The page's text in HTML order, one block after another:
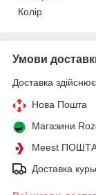
Колір
Умови
Доставка
Нова Пошта
Магазини
Meest
Доставка